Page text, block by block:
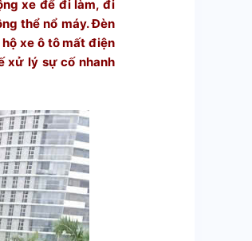
xe để đi làm, đi
thể nổ máy. Đèn
xe ô tô mất điện
xử lý sự cố nhanh